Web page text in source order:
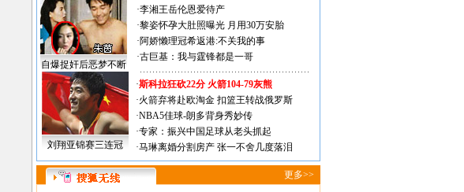
自爆捉奸后恶梦不断
·李湘王岳伦恩爱待产
·黎姿怀孕大肚照曝光 月用30万安胎
·阿娇懒理冠希返港:不关我的事
·古巨基：我与霆锋都是一哥
刘翔亚锦赛三连冠
·斯科拉狂砍22分 火箭104-79灰熊
·火箭弃将赴欧淘金 扣篮王转战俄罗斯
·NBA5佳球-朗多背身秀妙传
·专家：振兴中国足球从老头抓起
·马琳离婚分割房产 张一不舍几度落泪
更多>>